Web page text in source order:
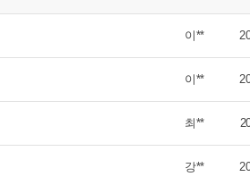
이**
이**
최**
강**